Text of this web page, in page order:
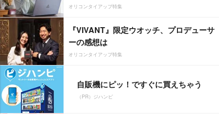
オリコンタイアップ特集
『VIVANT』限定ウオッチ、プロデューサ
ーの感想は
オリコンタイアップ特集
自販機にピッ！ですぐに買えちゃう
（PR）ジハンピ